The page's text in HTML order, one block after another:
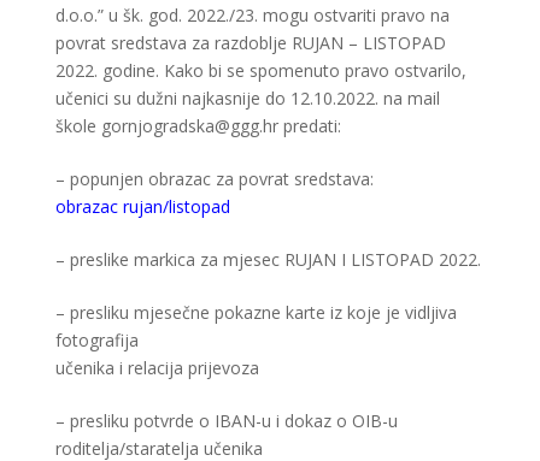
d.o.o.” u šk. god. 2022./23. mogu ostvariti pravo na
povrat sredstava za razdoblje RUJAN – LISTOPAD
2022. godine. Kako bi se spomenuto pravo ostvarilo,
učenici su dužni najkasnije do 12.10.2022. na mail
škole gornjogradska@ggg.hr predati:
– popunjen obrazac za povrat sredstava:
obrazac rujan/listopad
– preslike markica za mjesec RUJAN I LISTOPAD 2022.
– presliku mjesečne pokazne karte iz koje je vidljiva
fotografija
učenika i relacija prijevoza
– presliku potvrde o IBAN-u i dokaz o OIB-u
roditelja/staratelja učenika